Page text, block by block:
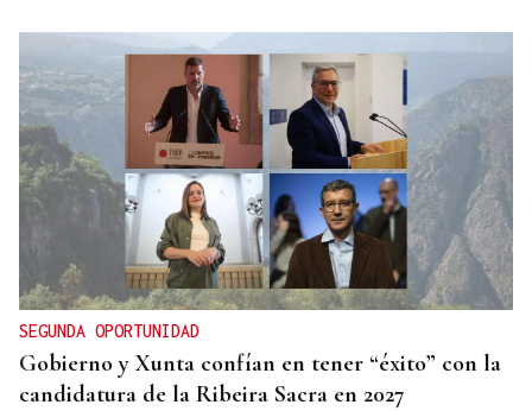
SEGUNDA OPORTUNIDAD
Gobierno y Xunta confían en tener “éxito” con la
candidatura de la Ribeira Sacra en 2027